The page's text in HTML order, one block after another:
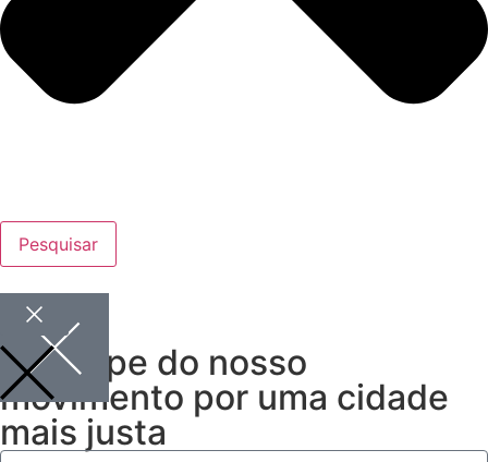
Pesquisar
Participe do nosso
movimento por uma cidade
mais justa